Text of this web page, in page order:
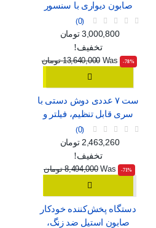
صابون دیواری با سنسور
هوشمند، قابل شارژ با USB
0
قیمت عادی
قیمت
3,000,800 تومان
تخفیف!
‎-78%
Was 13,640,000 تومان
ست ۷ عددی دوش دستی با
سری قابل تنظیم، فیلتر و
ماساژور
0
قیمت عادی
قیمت
2,463,260 تومان
تخفیف!
‎-71%
Was 8,494,000 تومان
دستگاه پخش‌کننده خودکار
صابون استیل ضد زنگ،